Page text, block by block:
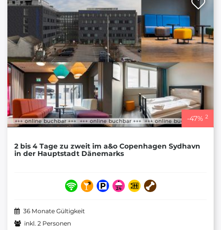
-47% 2
2 bis 4 Tage zu zweit im a&o Copenhagen Sydhavn
in der Hauptstadt Dänemarks
36 Monate Gültigkeit
inkl. 2 Personen